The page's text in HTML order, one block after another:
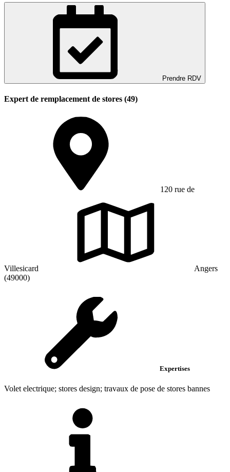
Prendre RDV
Expert de remplacement de stores (49)
120 rue de
Villesicard
Angers
(49000)
Expertises
Volet electrique; stores design; travaux de pose de stores bannes